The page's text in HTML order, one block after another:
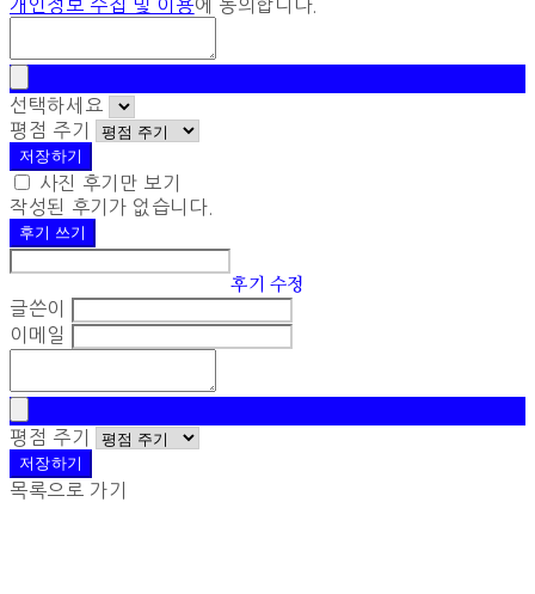
개인정보 수집 및 이용에 동의합니다.
선택하세요
평점 주기
저장하기
사진 후기만 보기
작성된 후기가 없습니다.
후기 쓰기
후기 수정
글쓴이
이메일
평점 주기
저장하기
목록으로 가기